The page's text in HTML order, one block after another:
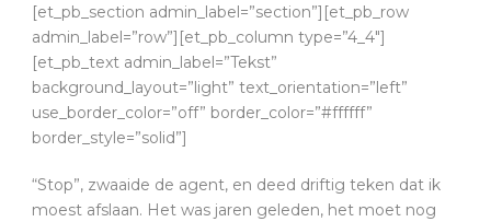
[et_pb_section admin_label=”section”][et_pb_row
admin_label=”row”][et_pb_column type=”4_4″]
[et_pb_text admin_label=”Tekst”
background_layout=”light” text_orientation=”left”
use_border_color=”off” border_color=”#ffffff”
border_style=”solid”]
“Stop”, zwaaide de agent, en deed driftig teken dat ik
moest afslaan. Het was jaren geleden, het moet nog